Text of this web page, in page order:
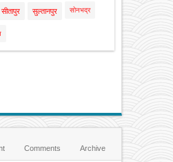
सीतापुर सुल्तानपुर सोनभद्र
Comments Archive